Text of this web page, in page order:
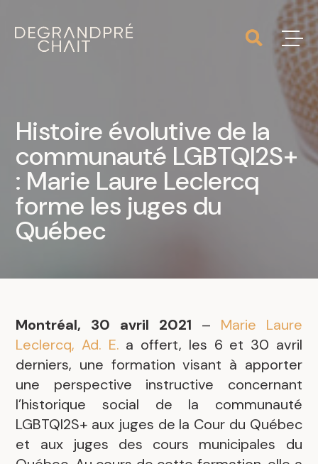
Histoire évolutive de la
communauté LGBTQI2S+
: Marie Laure Leclercq
forme les juges du
Québec
Montréal, 30 avril 2021 – Marie Laure
Leclercq, Ad. E. a offert, les 6 et 30 avril
derniers, une formation visant à apporter
une perspective instructive concernant
l’historique social de la communauté
LGBTQI2S+ aux juges de la Cour du Québec
et aux juges des cours municipales du